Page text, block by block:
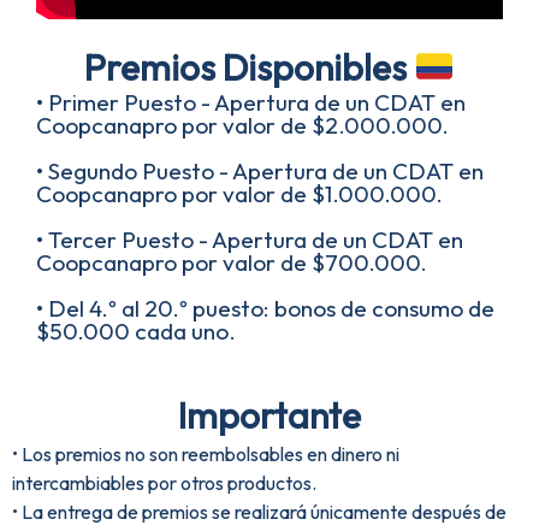
Premios Disponibles
• Primer Puesto - Apertura de un CDAT en
Coopcanapro por valor de $2.000.000.
• Segundo Puesto - Apertura de un CDAT en
Coopcanapro por valor de $1.000.000.
• Tercer Puesto - Apertura de un CDAT en
Coopcanapro por valor de $700.000.
• Del 4.º al 20.º puesto: bonos de consumo de
$50.000 cada uno.
Importante
• Los premios no son reembolsables en dinero ni
intercambiables por otros productos.
• La entrega de premios se realizará únicamente después de